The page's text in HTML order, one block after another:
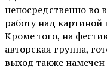
непосредственно во
работу над
Кроме того, на
авторская группа,
выход также